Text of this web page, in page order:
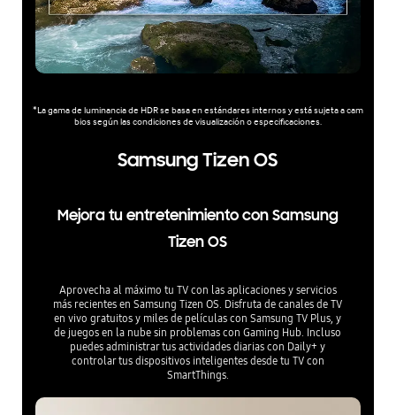
*La gama de luminancia de HDR se basa en estándares internos y está sujeta a cam
bios según las condiciones de visualización o especificaciones.
Samsung Tizen OS
Mejora tu entretenimiento con Samsung
Tizen OS
Aprovecha al máximo tu TV con las aplicaciones y servicios
más recientes en Samsung Tizen OS. Disfruta de canales de TV
en vivo gratuitos y miles de películas con Samsung TV Plus, y
de juegos en la nube sin problemas con Gaming Hub. Incluso
puedes administrar tus actividades diarias con Daily+ y
controlar tus dispositivos inteligentes desde tu TV con
SmartThings.